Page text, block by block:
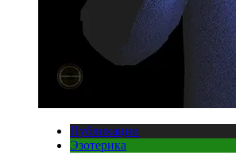
Публикации
Эзотерика